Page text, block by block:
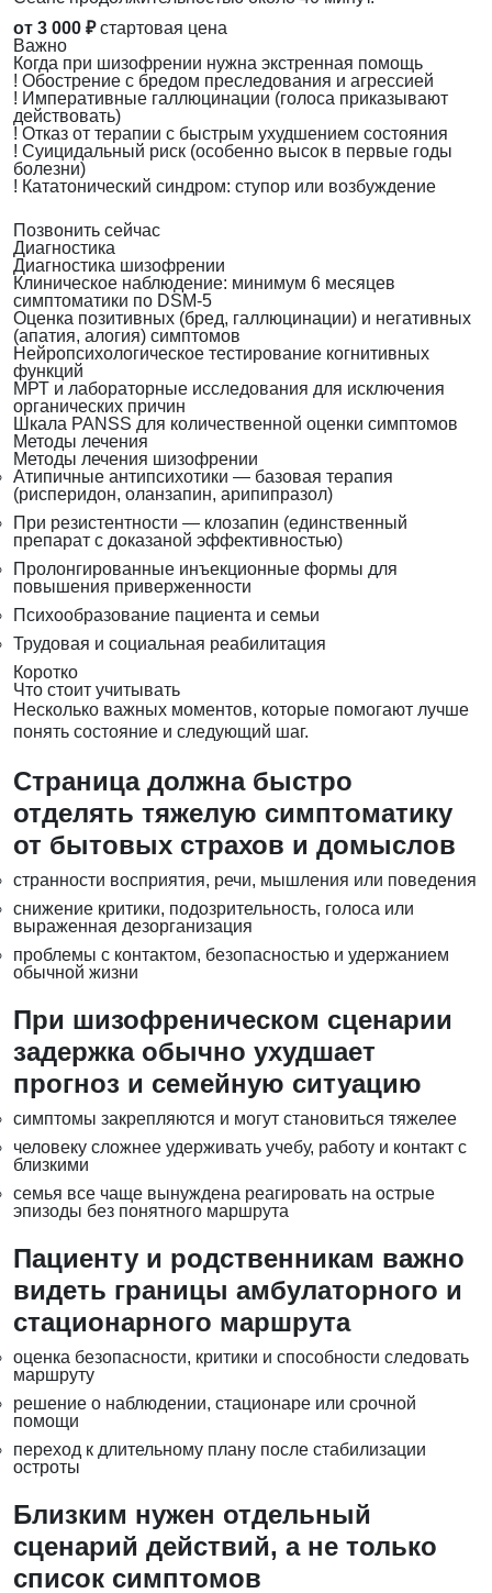
от 3 000 ₽ стартовая цена
Важно
Когда при шизофрении нужна экстренная помощь
! Обострение с бредом преследования и агрессией
! Императивные галлюцинации (голоса приказывают
действовать)
! Отказ от терапии с быстрым ухудшением состояния
! Суицидальный риск (особенно высок в первые годы
болезни)
! Кататонический синдром: ступор или возбуждение
Позвонить сейчас
Диагностика
Диагностика шизофрении
Клиническое наблюдение: минимум 6 месяцев
симптоматики по DSM-5
Оценка позитивных (бред, галлюцинации) и негативных
(апатия, алогия) симптомов
Нейропсихологическое тестирование когнитивных
функций
МРТ и лабораторные исследования для исключения
органических причин
Шкала PANSS для количественной оценки симптомов
Методы лечения
Методы лечения шизофрении
Атипичные антипсихотики — базовая терапия
(рисперидон, оланзапин, арипипразол)
При резистентности — клозапин (единственный
препарат с доказаной эффективностью)
Пролонгированные инъекционные формы для
повышения приверженности
Психообразование пациента и семьи
Трудовая и социальная реабилитация
Коротко
Что стоит учитывать
Несколько важных моментов, которые помогают лучше
понять состояние и следующий шаг.
Страница должна быстро
отделять тяжелую симптоматику
от бытовых страхов и домыслов
странности восприятия, речи, мышления или поведения
снижение критики, подозрительность, голоса или
выраженная дезорганизация
проблемы с контактом, безопасностью и удержанием
обычной жизни
При шизофреническом сценарии
задержка обычно ухудшает
прогноз и семейную ситуацию
симптомы закрепляются и могут становиться тяжелее
человеку сложнее удерживать учебу, работу и контакт с
близкими
семья все чаще вынуждена реагировать на острые
эпизоды без понятного маршрута
Пациенту и родственникам важно
видеть границы амбулаторного и
стационарного маршрута
оценка безопасности, критики и способности следовать
маршруту
решение о наблюдении, стационаре или срочной
помощи
переход к длительному плану после стабилизации
остроты
Близким нужен отдельный
сценарий действий, а не только
список симптомов